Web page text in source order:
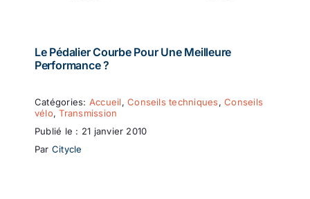
Le Pédalier Courbe Pour Une Meilleure
Performance ?
Catégories: Accueil,Conseils techniques,Conseils
vélo,Transmission
Publié le : 21 janvier 2010
Par Citycle